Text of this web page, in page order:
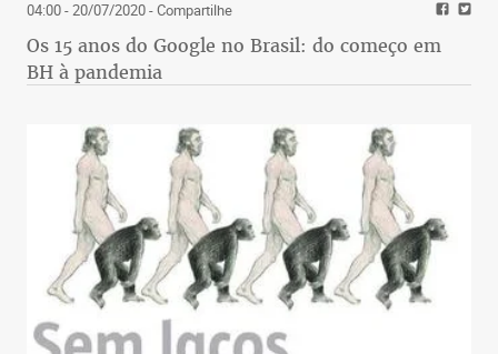
04:00 - 20/07/2020- Compartilhe
Os 15 anos do Google no Brasil: do começo em
BH à pandemia